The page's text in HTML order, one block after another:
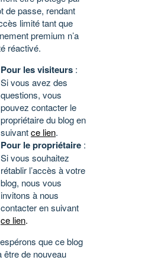
de passe, rendant
limité tant que
premium n’a
réactivé.
Pour les visiteurs :
Si vous avez des
questions, vous
pouvez contacter le
propriétaire du blog en
suivantce lien.
Pour le propriétaire :
Si vous souhaitez
rétablir l’accès à votre
blog, nous vous
invitons à nous
contacter en suivant
ce lien.
que ce blog
être de nouveau